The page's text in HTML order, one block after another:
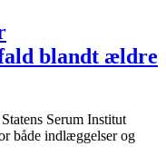
blandt ældre
Serum Institut
både indlæggelser og